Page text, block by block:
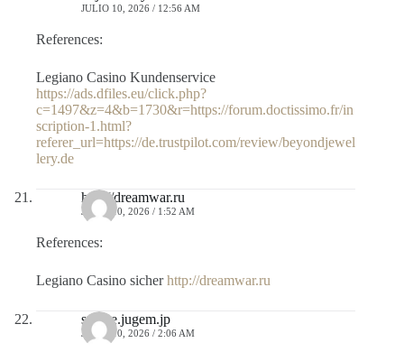
JULIO 10, 2026 / 12:56 AM
References:
Legiano Casino Kundenservice
https://ads.dfiles.eu/click.php?
c=1497&z=4&b=1730&r=https://forum.doctissimo.fr/in
scription-1.html?
referer_url=https://de.trustpilot.com/review/beyondjewel
lery.de
http://dreamwar.ru
JULIO 10, 2026 / 1:52 AM
References:
Legiano Casino sicherhttp://dreamwar.ru
secure.jugem.jp
JULIO 10, 2026 / 2:06 AM